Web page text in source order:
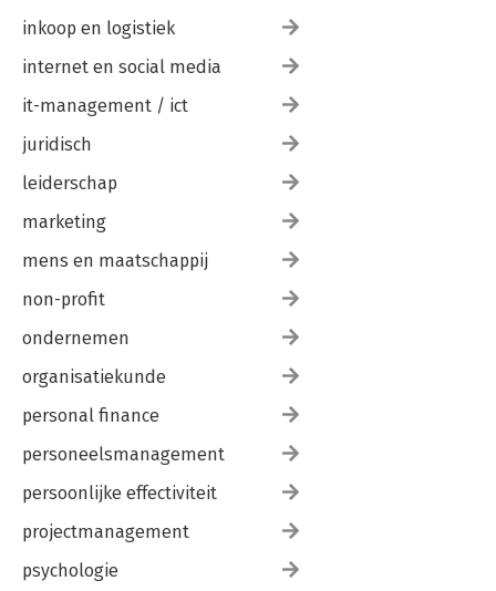
inkoop en logistiek
internet en social media
it-management / ict
juridisch
leiderschap
marketing
mens en maatschappij
non-profit
ondernemen
organisatiekunde
personal finance
personeelsmanagement
persoonlijke effectiviteit
projectmanagement
psychologie